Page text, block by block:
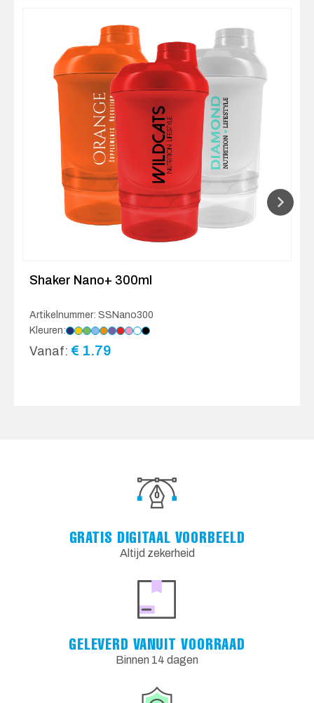
Shaker Nano+ 300ml
Artikelnummer: SSNano300
Kleuren:
Vanaf: € 1.79
GRATIS DIGITAAL VOORBEELD
Altijd zekerheid
GELEVERD VANUIT VOORRAAD
Binnen 14 dagen